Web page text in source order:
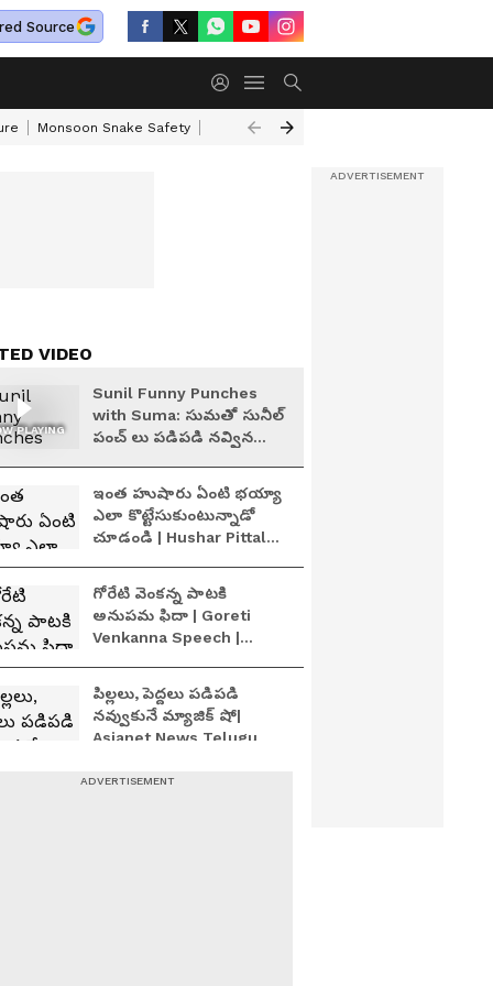
Source
Monsoon Snake Safety Akkineni Nageswara Rao
VIDEO
PLAYING
Sunil Funny Punches
with Suma: సుమతో సునీల్
పంచ్ లు పడిపడి నవ్విన
ఇంత హుషారు ఏంటి భయ్యా
ఎలా కొట్టేసుకుంటున్నాడో
చూడండి | Hushar Pittalu
గోరేటి వెంకన్న పాటకి
అనుపమ ఫిదా | Goreti
Venkanna Speech |
పిల్లలు, పెద్దలు పడిపడి
నవ్వుకునే మ్యాజిక్ షో|
Asianet News Telugu